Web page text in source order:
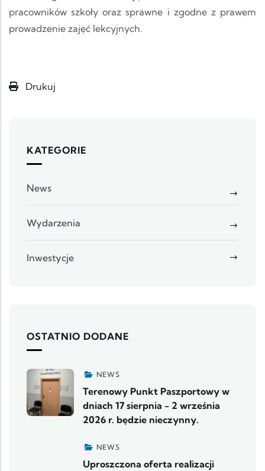
pracowników szkoły oraz sprawne i zgodne z prawem
prowadzenie zajęć lekcyjnych.
Drukuj
KATEGORIE
News
Wydarzenia
Inwestycje
OSTATNIO DODANE
NEWS
Terenowy Punkt Paszportowy w
dniach 17 sierpnia - 2 września
2026 r. będzie nieczynny.
NEWS
Uproszczona oferta realizacji